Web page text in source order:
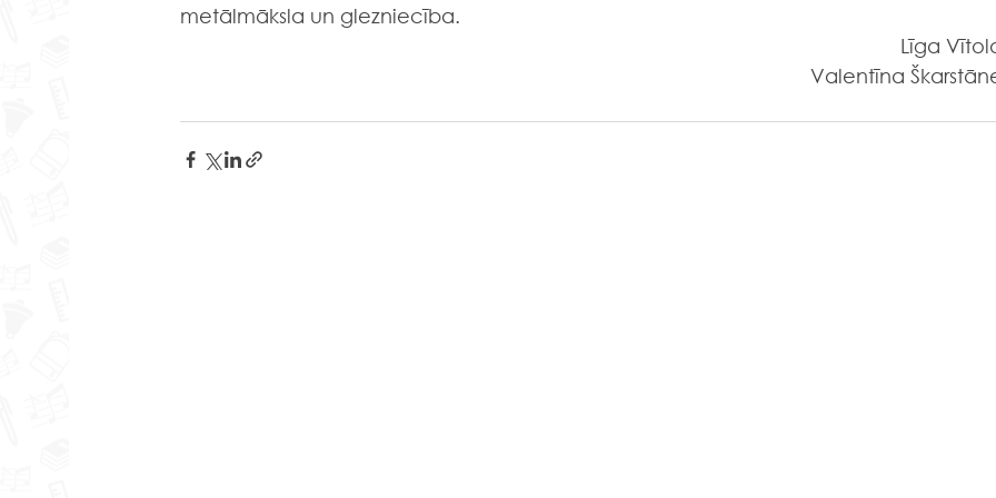
metālmāksla un glezniecība.
Līga
Valentīna